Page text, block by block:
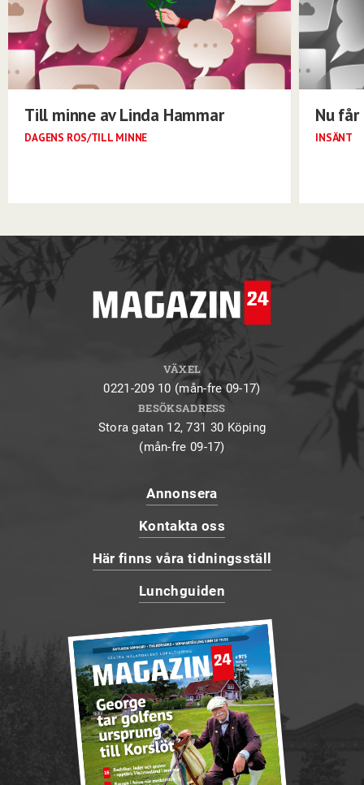
Till minne av Linda Hammar
DAGENS ROS/TILL MINNE
Nu
INSÄNT
VÄXEL
0221-209 10 (mån-fre 09-17)
BESÖKSADRESS
Stora gatan 12, 731 30 Köping
(mån-fre 09-17)
Annonsera
Kontakta oss
Här finns våra tidningsställ
Lunchguiden